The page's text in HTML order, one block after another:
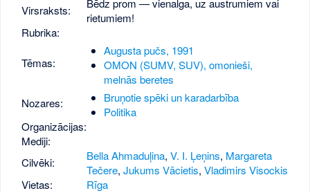
Virsraksts:
Bēdz prom — vienalga, uz austrumiem vai
rietumiem!
Rubrika:
Tēmas:
Augusta pučs, 1991
OMON (SUMV, SUV), omonieši,
melnās beretes
Nozares:
Bruņotie spēki un karadarbība
Politika
Organizācijas:
Mediji:
Cilvēki:
Bella Ahmaduļina,V. I. Ļeņins, Margareta
Tečere,Jukums Vācietis,Vladimirs Visockis
Vietas:
Rīga